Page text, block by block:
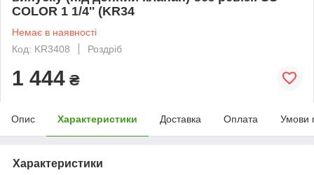
COLOR 1 1/4'' (KR34
Немає в наявності
Код: KR3408
Роздріб
1 444 ₴
Опис Характеристики Доставка Оплата Умови
Характеристики